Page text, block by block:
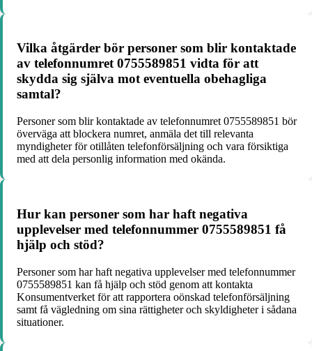
Vilka åtgärder bör personer som blir kontaktade
av telefonnumret 0755589851 vidta för att
skydda sig själva mot eventuella obehagliga
samtal?
Personer som blir kontaktade av telefonnumret 0755589851 bör
överväga att blockera numret, anmäla det till relevanta
myndigheter för otillåten telefonförsäljning och vara försiktiga
med att dela personlig information med okända.
Hur kan personer som har haft negativa
upplevelser med telefonnummer 0755589851 få
hjälp och stöd?
Personer som har haft negativa upplevelser med telefonnummer
0755589851 kan få hjälp och stöd genom att kontakta
Konsumentverket för att rapportera oönskad telefonförsäljning
samt få vägledning om sina rättigheter och skyldigheter i sådana
situationer.